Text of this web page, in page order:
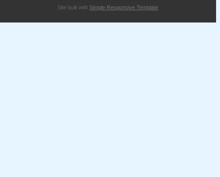
Site built with Simple Responsive Template